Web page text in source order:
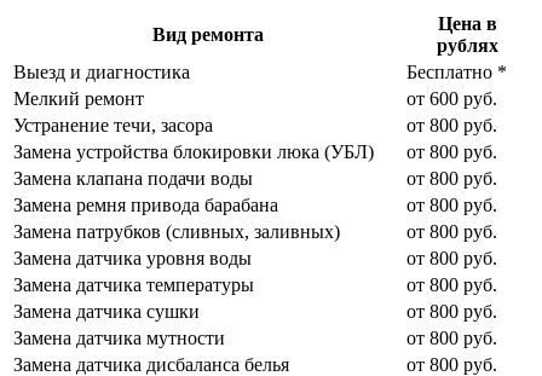
Вид ремонта
Цена в
рублях
Выезд и диагностика
Бесплатно *
Мелкий ремонт
от 600 руб.
Устранение течи, засора
от 800 руб.
Замена устройства блокировки люка (УБЛ)
от 800 руб.
Замена клапана подачи воды
от 800 руб.
Замена ремня привода барабана
от 800 руб.
Замена патрубков (сливных, заливных)
от 800 руб.
Замена датчика уровня воды
от 800 руб.
Замена датчика температуры
от 800 руб.
Замена датчика сушки
от 800 руб.
Замена датчика мутности
от 800 руб.
Замена датчика дисбаланса белья
от 800 руб.